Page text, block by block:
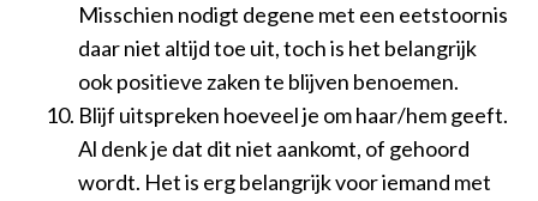
Misschien nodigt degene met een eetstoornis
daar niet altijd toe uit, toch is het belangrijk
ook positieve zaken te blijven benoemen.
Blijf uitspreken hoeveel je om haar/hem geeft.
Al denk je dat dit niet aankomt, of gehoord
wordt. Het is erg belangrijk voor iemand met